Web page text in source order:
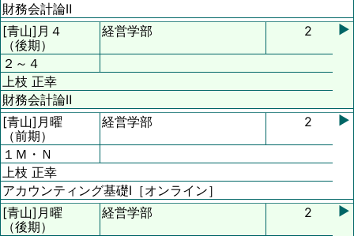
財務会計論Ⅱ
[青山] 月４
（後期）
財務会計論Ⅱ
上枝 正幸
2
経営学部
２～４
▶
[青山] 月曜
（前期）
アカウンティング基礎Ⅰ［オンライン］
上枝 正幸
2
経営学部
１Ｍ・Ｎ
▶
[青山] 月曜
（後期）
2
経営学部 ▶